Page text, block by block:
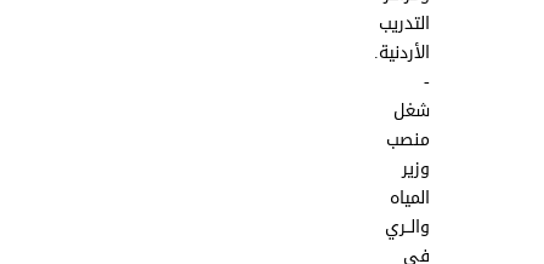
التدريب
الأردنية.
-
شغل
منصب
وزير
المياه
والــري
في